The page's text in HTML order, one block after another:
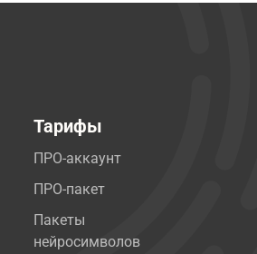
Тарифы
ПРО-аккаунт
ПРО-пакет
Пакеты
нейросимволов